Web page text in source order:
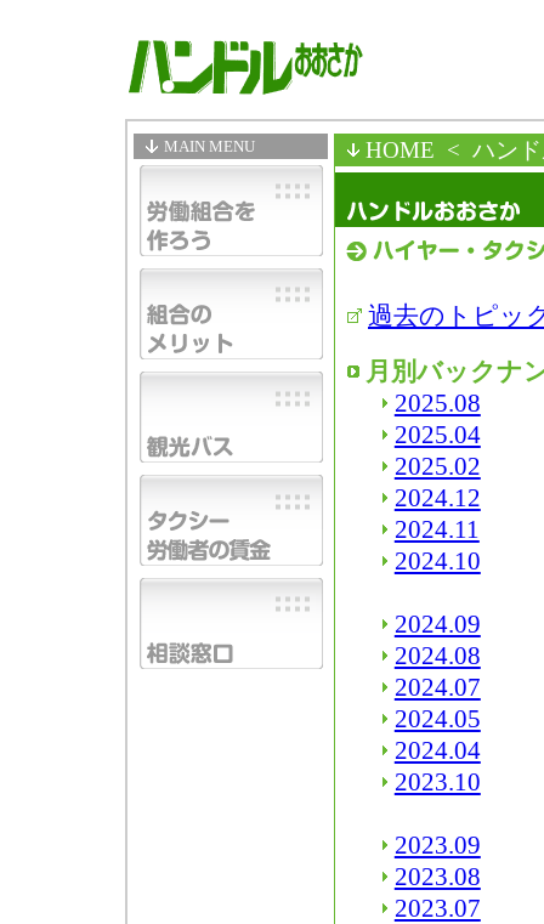
MAIN MENU HOME < ハン
過去のトピッ
月別バックナ
2025.08
2025.04
2025.02
2024.12
2024.11
2024.10
2024.09
2024.08
2024.07
2024.05
2024.04
2023.10
2023.09
2023.08
2023.07